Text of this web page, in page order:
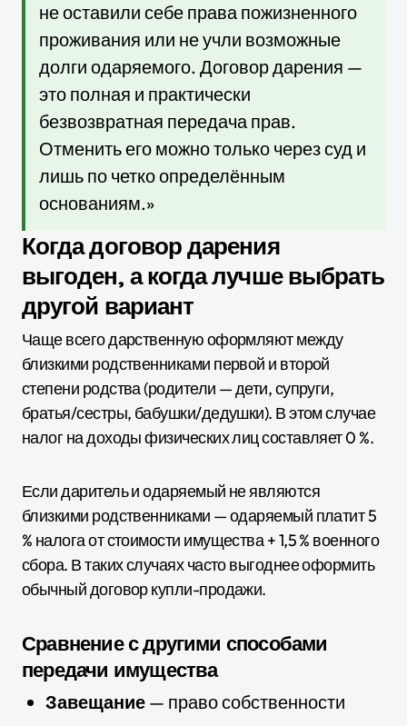
не оставили себе права пожизненного
проживания или не учли возможные
долги одаряемого. Договор дарения —
это полная и практически
безвозвратная передача прав.
Отменить его можно только через суд и
лишь по четко определённым
основаниям.»
Когда договор дарения
выгоден, а когда лучше выбрать
другой вариант
Чаще всего дарственную оформляют между
близкими родственниками первой и второй
степени родства (родители — дети, супруги,
братья/сестры, бабушки/дедушки). В этом случае
налог на доходы физических лиц составляет 0 %.
Если даритель и одаряемый не являются
близкими родственниками — одаряемый платит 5
% налога от стоимости имущества + 1,5 % военного
сбора. В таких случаях часто выгоднее оформить
обычный договор купли-продажи.
Сравнение с другими способами
передачи имущества
Завещание— право собственности